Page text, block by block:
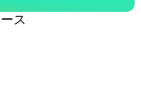
ス